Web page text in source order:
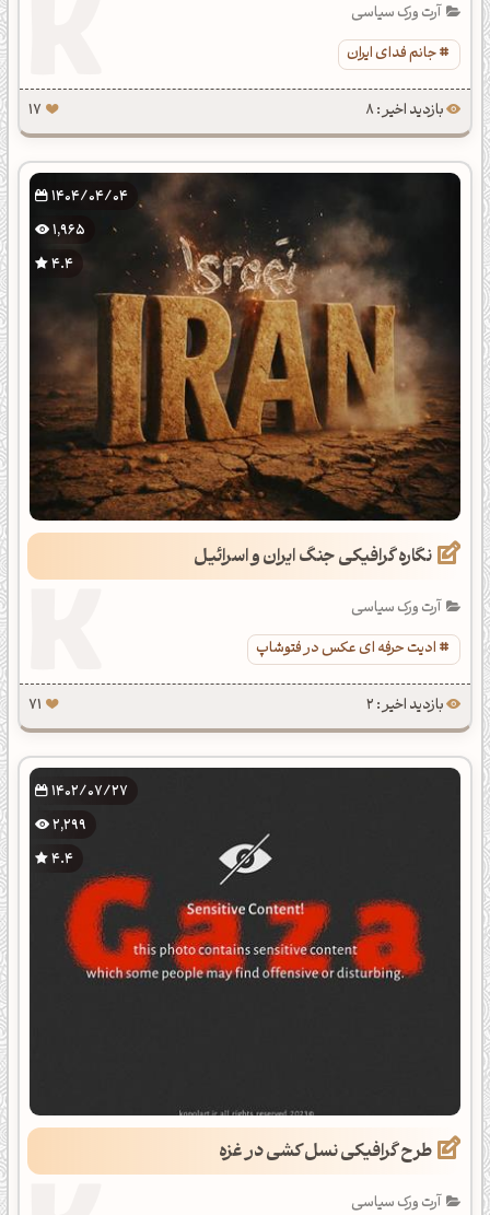
آرت ورک سیاسی
جانم فدای ایران
بازدید اخیر : 8 17
1404/04/04
1,965
4.4
نگاره گرافیکی جنگ ایران و اسرائیل
آرت ورک سیاسی
ادیت حرفه ای عکس در فتوشاپ
بازدید اخیر : 2 71
1402/07/27
2,299
4.4
طرح گرافیکی نسل کشی در غزه
آرت ورک سیاسی